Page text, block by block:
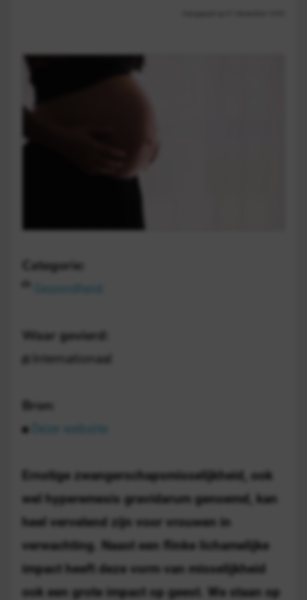
Categorie:
Gezondheid
Waar gevierd:
Internationaal
Bron:
Deze website
Ernstige zwangerschapsmisselijkheid, ook
wel hyperemesis gravidarum genoemd, kan
heel vervelend zijn voor vrouwen in
verwachting. Naast een flinke lichamelijke
impact heeft deze vorm van misselijkheid
ook een grote impact op geest. We staan op